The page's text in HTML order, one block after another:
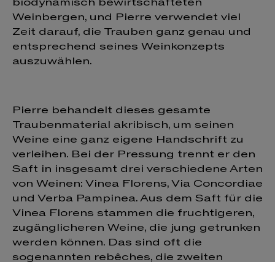
Weinbergen, und Pierre verwendet viel
Zeit darauf, die Trauben ganz genau und
entsprechend seines Weinkonzepts
auszuwählen.
Pierre behandelt dieses gesamte
Traubenmaterial akribisch, um seinen
Weine eine ganz eigene Handschrift zu
verleihen. Bei der Pressung trennt er den
Saft in insgesamt drei verschiedene Arten
von Weinen: Vinea Florens, Via Concordiae
und Verba Pampinea. Aus dem Saft für die
Vinea Florens stammen die fruchtigeren,
zugänglicheren Weine, die jung getrunken
werden können. Das sind oft die
sogenannten rebêches, die zweiten